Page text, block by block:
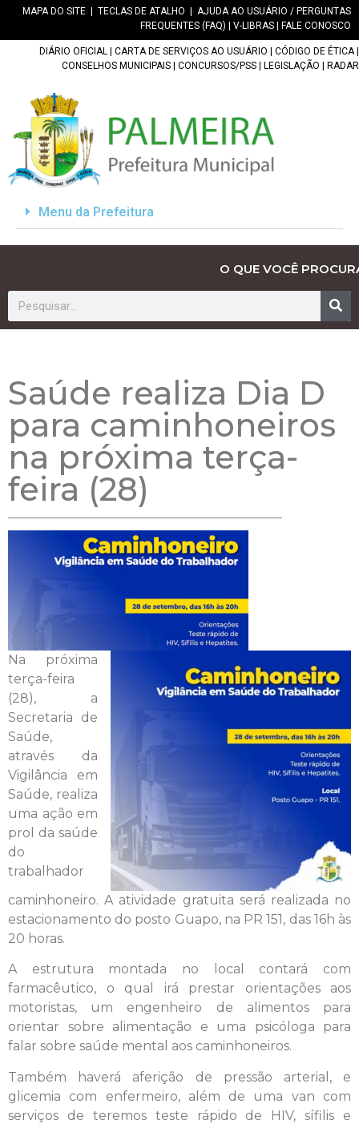
MAPA DO SITE TECLAS DE ATALHO
AJUDA AO USUÁRIO / PERGUNTAS
FREQUENTES (FAQ)
V-LIBRAS FALE CONOSCO
DIÁRIO OFICIAL CARTA DE SERVIÇOS AO USUÁRIO CÓDIGO DE ÉTICA|
CONSELHOS MUNICIPAIS
CONCURSOS/PSS LEGISLAÇÃO RADAR
Menu da Prefeitura
O QUE VOCÊ
Saúde realiza Dia D
para caminhoneiros
na próxima terça-
feira (28)
Na próxima
terça-feira
(28), a
Secretaria de
Saúde,
através da
Vigilância em
Saúde, realiza
uma ação em
prol da saúde
do
trabalhador
caminhoneiro. A atividade gratuita será realizada no
estacionamento do posto Guapo, na PR 151, das 16h às
20 horas.
A estrutura montada no local contará com
farmacêutico, o qual irá prestar orientações aos
motoristas, um engenheiro de alimentos para
orientar sobre alimentação e uma psicóloga para
falar sobre saúde mental aos caminhoneiros.
Também haverá aferição de pressão arterial, e
glicemia com enfermeiro, além de uma van com
serviços de teremos teste rápido de HIV, sífilis e